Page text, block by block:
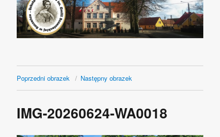
Poprzedni obrazek Następny obrazek
IMG-20260624-WA0018